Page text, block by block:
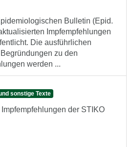
Bulletin (Epid.
Impfempfehlungen
Die ausführlichen
zu den
werden ...
sonstige Texte
der STIKO